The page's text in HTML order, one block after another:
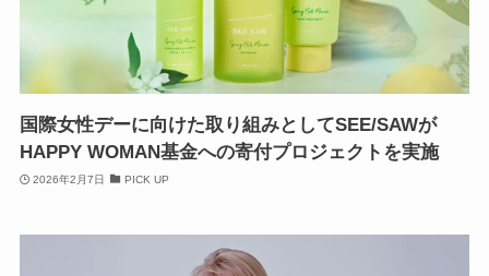
国際女性デーに向けた取り組みとしてSEE/SAWが
HAPPY WOMAN基金への寄付プロジェクトを実施
2026年2月7日 PICK UP